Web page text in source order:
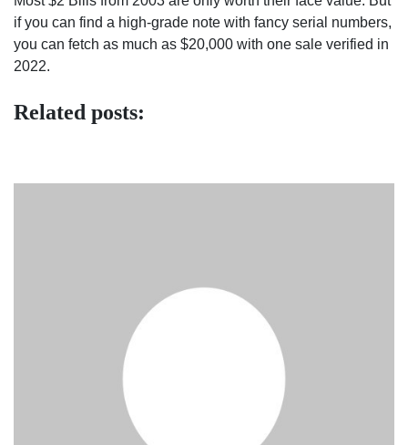
if you can find a high-grade note with fancy serial numbers,
you can fetch as much as $20,000 with one sale verified in
2022.
Related posts: